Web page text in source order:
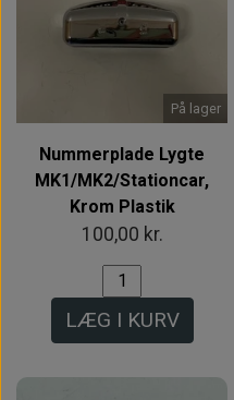
På lager
Nummerplade Lygte
MK1/MK2/Stationcar,
Krom Plastik
100,00 kr.
LÆG I KURV